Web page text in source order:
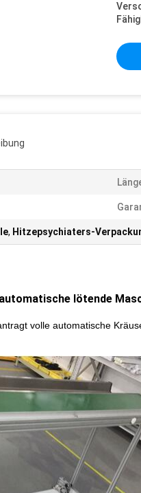
, Hitzepsychiaters-
lötende
volle automatische